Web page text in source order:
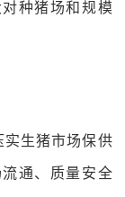
种猪场和规模
实生猪市场保供
通、质量安全